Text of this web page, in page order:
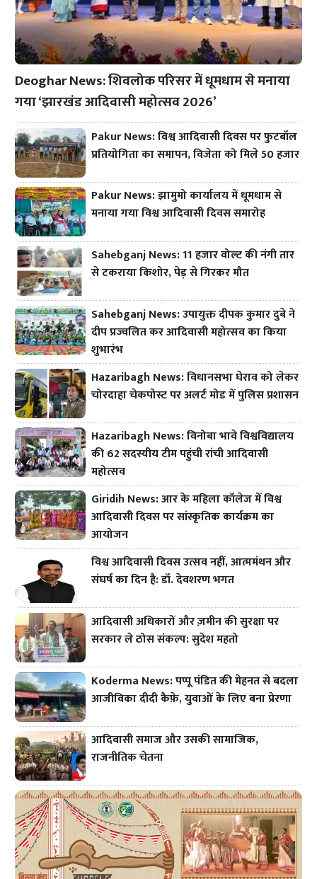
Deoghar News: शिवलोक परिसर में धूमधाम से मनाया
गया ‘झारखंड आदिवासी महोत्सव 2026’
Pakur News: विश्व आदिवासी दिवस पर फुटबॉल
प्रतियोगिता का समापन, विजेता को मिले 50 हजार
Pakur News: झामुमो कार्यालय में धूमधाम से
मनाया गया विश्व आदिवासी दिवस समारोह
Sahebganj News: 11 हजार वोल्ट की नंगी तार
से टकराया किशोर, पेड़ से गिरकर मौत
Sahebganj News: उपायुक्त दीपक कुमार दुबे ने
दीप प्रज्वलित कर आदिवासी महोत्सव का किया
शुभारंभ
Hazaribagh News: विधानसभा घेराव को लेकर
चोरदाहा चेकपोस्ट पर अलर्ट मोड में पुलिस प्रशासन
Hazaribagh News: विनोबा भावे विश्वविद्यालय
की 62 सदस्यीय टीम पहुंची रांची आदिवासी
महोत्सव
Giridih News: आर के महिला कॉलेज में विश्व
आदिवासी दिवस पर सांस्कृतिक कार्यक्रम का
आयोजन
विश्व आदिवासी दिवस उत्सव नहीं, आत्ममंथन और
संघर्ष का दिन है: डॉ. देवशरण भगत
आदिवासी अधिकारों और ज़मीन की सुरक्षा पर
सरकार ले ठोस संकल्प: सुदेश महतो
Koderma News: पप्पू पंडित की मेहनत से बदला
आजीविका दीदी कैफ़े, युवाओं के लिए बना प्रेरणा
आदिवासी समाज और उसकी सामाजिक,
राजनीतिक चेतना